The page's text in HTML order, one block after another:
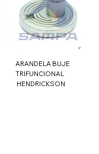
ARANDELA BUJE
TRIFUNCIONAL
HENDRICKSON